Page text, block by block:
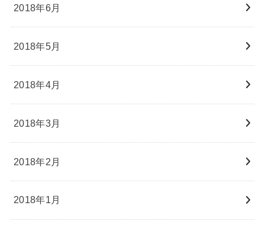
2018年6月
2018年5月
2018年4月
2018年3月
2018年2月
2018年1月